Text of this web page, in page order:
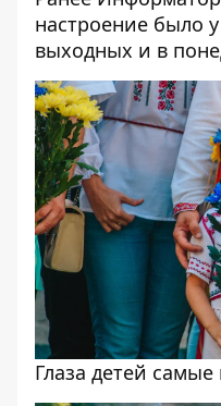
настроение было
выходных и в
Глаза детей